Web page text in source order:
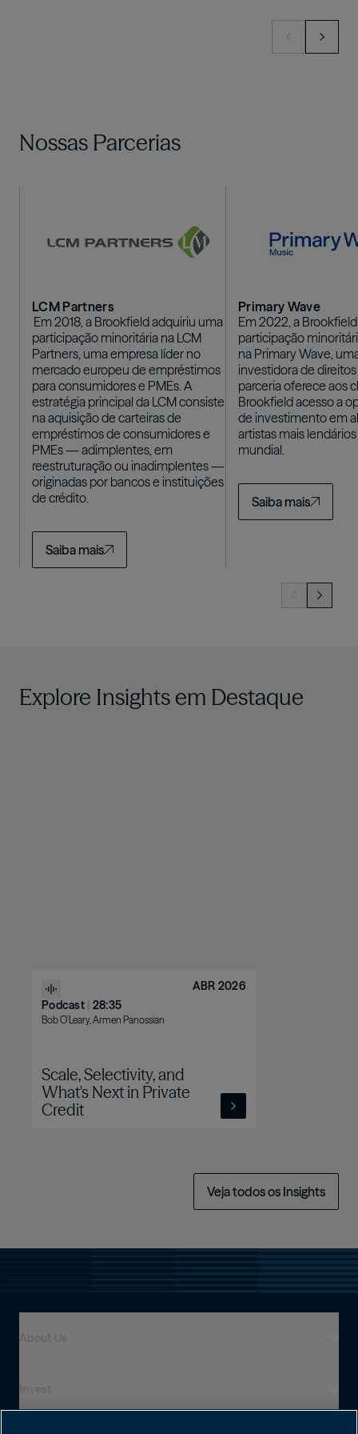
Infrastructure and Renewable Energy, Opco and
Nossas Parcerias
LCM Partners
Em 2018, a Brookfield adquiriu uma
participação minoritária na LCM
Partners, uma empresa líder no
mercado europeu de empréstimos
para consumidores e PMEs. A
estratégia principal da LCM consiste
na aquisição de carteiras de
empréstimos de consumidores e
PMEs — adimplentes, em
reestruturação ou inadimplentes —
originadas por bancos e instituições
de crédito.
Saiba mais
Primary Wave
Em 2022, a
participação
na Primary Wave,
investidora de
parceria oferece aos
Brookfield acesso a
de investimento em
artistas mais
mundial.
Saiba mais
Explore Insights em Destaque
Podcast | 28:35
Bob O'Leary, Armen Panossian
ABR 2026
Scale, Selectivity, and
What's Next in Private
Credit
Veja todos os Insights